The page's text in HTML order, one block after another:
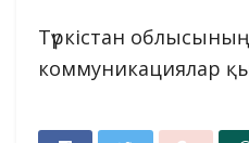
Түркістан
коммуникациялар